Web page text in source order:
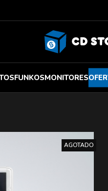
FUNKOSMONITORES
AGOTADO